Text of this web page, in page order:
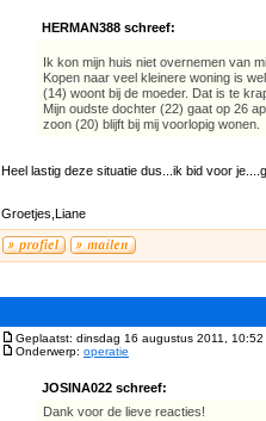
HERMAN388 schreef:
Ik kon mijn huis niet overnemen van
Kopen naar veel kleinere woning is
(14) woont bij de moeder. Dat is te
Mijn oudste dochter (22) gaat op 26
zoon (20) blijft bij mij voorlopig wonen.
Heel lastig deze situatie dus...ik bid voor
Groetjes,Liane
Geplaatst: dinsdag 16 augustus 2011, 10:52
Onderwerp: operatie
JOSINA022 schreef:
Dank voor de lieve reacties!